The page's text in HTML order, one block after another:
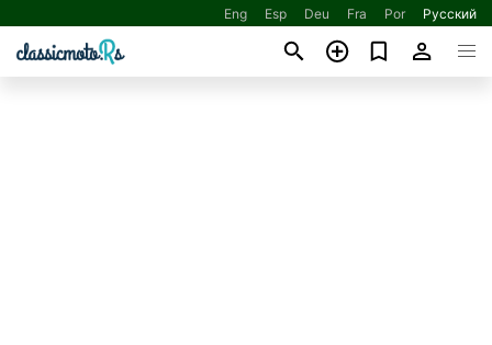
Eng Esp Deu Fra Por Русский